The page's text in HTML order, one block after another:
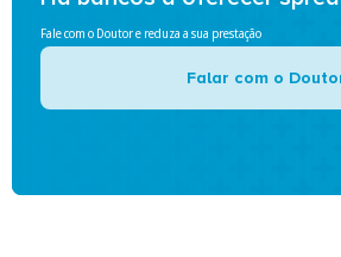
Fale com o Doutor e reduza a sua prestação
Falar com o